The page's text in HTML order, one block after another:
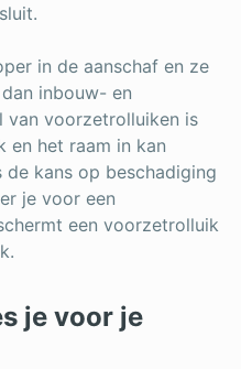
in de aanschaf en ze
inbouw- en
van voorzetrolluiken is
en het raam in kan
de kans op beschadiging
je voor een
een voorzetrolluik
je voor je